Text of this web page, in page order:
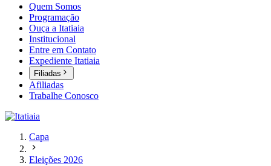
Quem Somos
Programação
Ouça a Itatiaia
Institucional
Entre em Contato
Expediente Itatiaia
Filiadas
Afiliadas
Trabalhe Conosco
Capa
Eleições 2026